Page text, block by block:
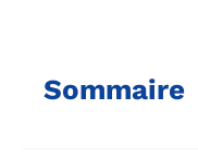
Sommaire